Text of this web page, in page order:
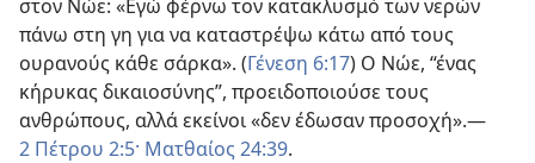
στον Νώε: «Εγώ φέρνω τον κατακλυσμό των νερών
πάνω στη γη για να καταστρέψω κάτω από τους
ουρανούς κάθε σάρκα». (Γένεση 6:17) Ο Νώε, “ένας
κήρυκας δικαιοσύνης”, προειδοποιούσε τους
ανθρώπους, αλλά εκείνοι «δεν έδωσαν προσοχή».​—
2 Πέτρου 2:5· Ματθαίος 24:39.